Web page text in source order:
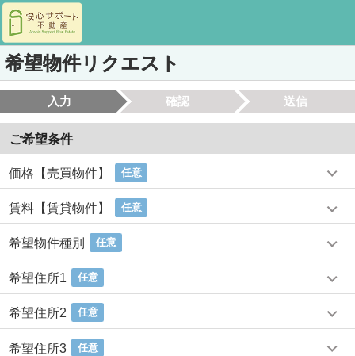
希望物件リクエスト
入力 確認 送信
ご希望条件
価格【売買物件】 任意
賃料【賃貸物件】 任意
希望物件種別 任意
希望住所1 任意
希望住所2 任意
希望住所3 任意